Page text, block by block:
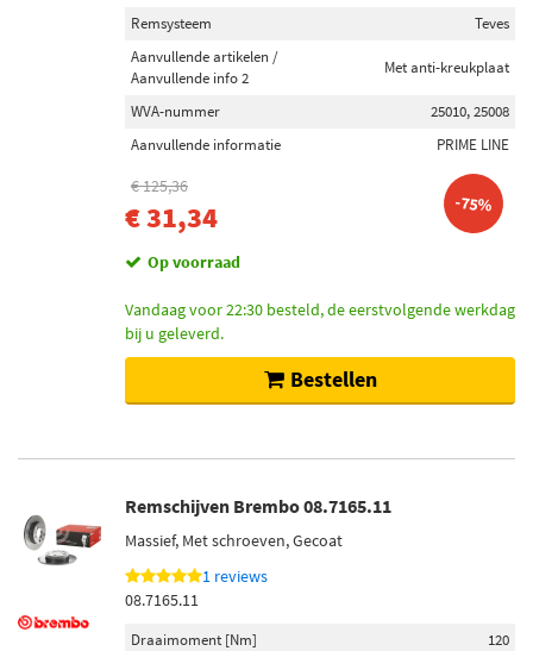
Remsysteem
Teves
Aanvullende artikelen /
Aanvullende info 2
Met anti-kreukplaat
WVA-nummer
25010, 25008
Aanvullende informatie
PRIME LINE
€ 125,36
€ 31,34 -75%
Op voorraad
Vandaag voor 22:30 besteld, de eerstvolgende werkdag
bij u geleverd.
Bestellen
Remschijven Brembo 08.7165.11
Massief, Met schroeven, Gecoat
1 reviews
08.7165.11
Draaimoment [Nm]
120